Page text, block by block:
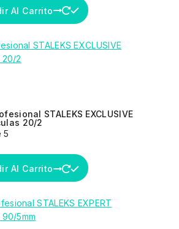
Al Carrito
STALEKS EXCLUSIVE
20/2
5
Al Carrito